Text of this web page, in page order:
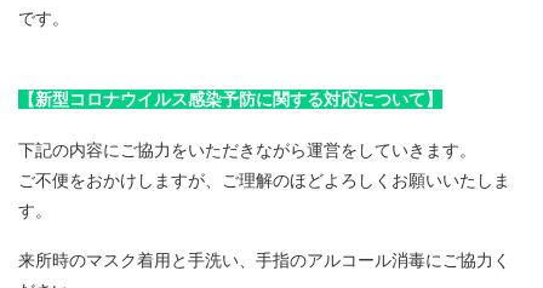
です。
【新型コロナウイルス感染予防に関する対応について】
下記の内容にご協力をいただきながら運営をしていきます。
ご不便をおかけしますが、ご理解のほどよろしくお願いいたしま
す。
来所時のマスク着用と手洗い、手指のアルコール消毒にご協力く